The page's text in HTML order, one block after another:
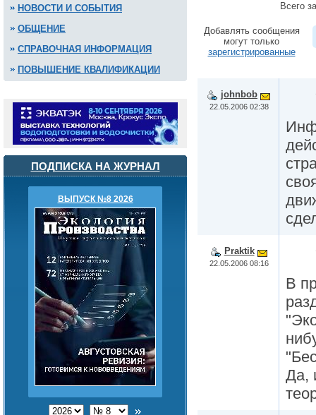
НОВОСТИ И СОБЫТИЯ
ОБЩЕНИЕ
СПРАВОЧНАЯ ИНФОРМАЦИЯ
ПОВЫШЕНИЕ КВАЛИФИКАЦИИ
ПОДПИСКА НА ЖУРНАЛ
ВЫПУСК №8 2026
Всего
Добавлять сообщения
могут только
зарегистрированные
johnbob
22.05.2006 02:38
Praktik
22.05.2006 08:16
В
Да,